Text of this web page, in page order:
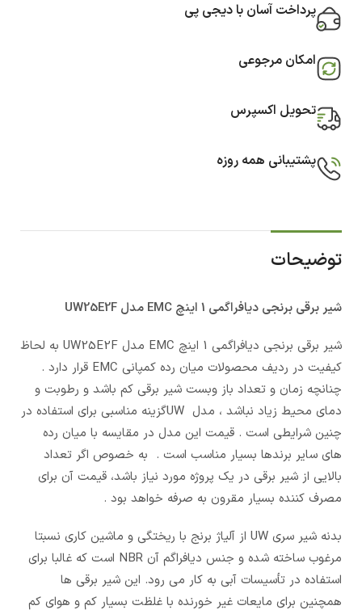
پرداخت آسان با دیجی پی
امکان مرجوعی
تحویل اکسپرس
پشتیبانی همه روزه
توضیحات
شیر برقی برنجی دیافراگمی 1 اینچ EMC مدل UW25E2F
شیر برقی برنجی دیافراگمی 1 اینچ EMC مدل UW25E2F به لحاظ
کیفیت در ردیف محصولات میان رده کمپانی EMC قرار دارد .
چنانچه زمان و تعداد باز وبست شیر برقی کم باشد و رطوبت و
دمای محیط زیاد نباشد ، مدل UWگزینه مناسبی برای استفاده در
چنین شرایطی است . قیمت این مدل در مقایسه با میان رده
های سایر برندها بسیار مناسب است . به خصوص اگر تعداد
بالایی از شیر برقی در یک پروژه مورد نیاز باشد، قیمت آن برای
مصرف کننده بسیار مقرون به صرفه خواهد بود .
بدنه شیر سری UW از آلیاژ برنج با ریختگی و ماشین کاری نسبتا
مرغوب ساخته شده و جنس دیافراگم آن NBR است که غالبا برای
استفاده در تأسیسات آبی به کار می رود. این شیر برقی ها
همچنین برای مایعات غیر خورنده با غلظت بسیار کم و هوای کم